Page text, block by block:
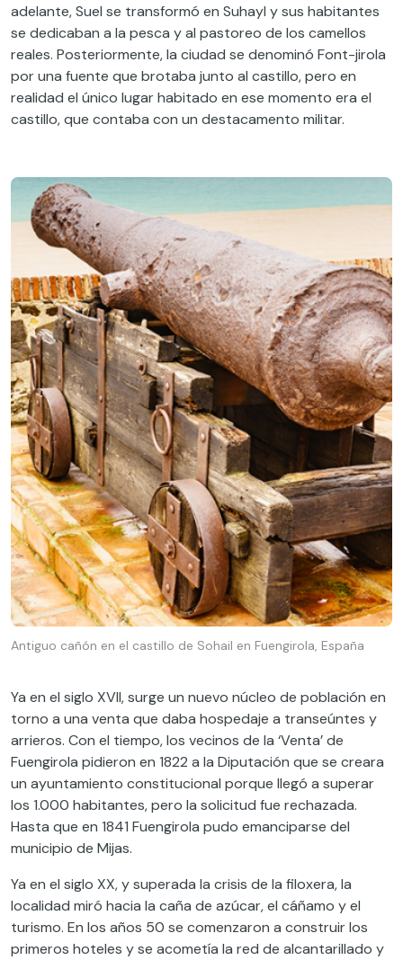
adelante, Suel se transformó en Suhayl y sus habitantes
se dedicaban a la pesca y al pastoreo de los camellos
reales. Posteriormente, la ciudad se denominó Font-jirola
por una fuente que brotaba junto al castillo, pero en
realidad el único lugar habitado en ese momento era el
castillo, que contaba con un destacamento militar.
Antiguo cañón en el castillo de Sohail en Fuengirola, España
Ya en el siglo XVII, surge un nuevo núcleo de población en
torno a una venta que daba hospedaje a transeúntes y
arrieros. Con el tiempo, los vecinos de la ‘Venta’ de
Fuengirola pidieron en 1822 a la Diputación que se creara
un ayuntamiento constitucional porque llegó a superar
los 1.000 habitantes, pero la solicitud fue rechazada.
Hasta que en 1841 Fuengirola pudo emanciparse del
municipio de Mijas.
Ya en el siglo XX, y superada la crisis de la filoxera, la
localidad miró hacia la caña de azúcar, el cáñamo y el
turismo. En los años 50 se comenzaron a construir los
primeros hoteles y se acometía la red de alcantarillado y